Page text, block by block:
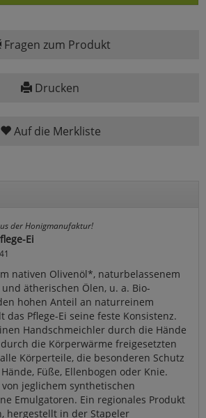
Fragen zum Produkt
Drucken
Auf die Merkliste
der Honigmanufaktur!
Ei
nativen Olivenöl*, naturbelassenem
ätherischen Ölen, u. a. Bio-
hohen Anteil an naturreinem
das Pflege-Ei seine feste Konsistenz.
Handschmeichler durch die Hände
die Körperwärme freigesetzten
Körperteile, die besonderen Schutz
Füße, Ellenbogen oder Knie.
jeglichem synthetischen
Emulgatoren. Ein regionales Produkt
hergestellt in der Stapeler